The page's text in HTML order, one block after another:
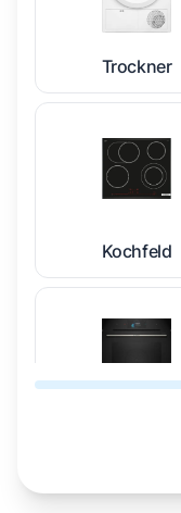
Trockner
Kochfeld